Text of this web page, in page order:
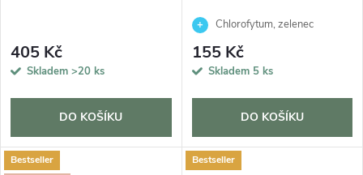
405 Kč
Skladem >20 ks
DO KOŠÍKU
Chlorofytum, zelenec
155 Kč
Skladem 5 ks
DO KOŠÍKU
Bestseller
Bestseller